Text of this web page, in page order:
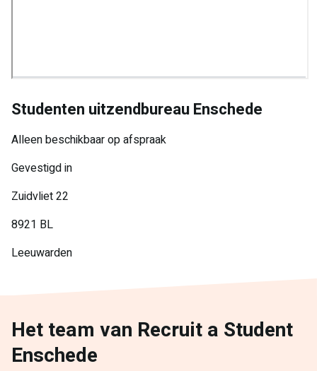
Studenten uitzendbureau Enschede
Alleen beschikbaar op afspraak
Gevestigd in
Zuidvliet 22
8921 BL
Leeuwarden
Het team van Recruit a Student
Enschede